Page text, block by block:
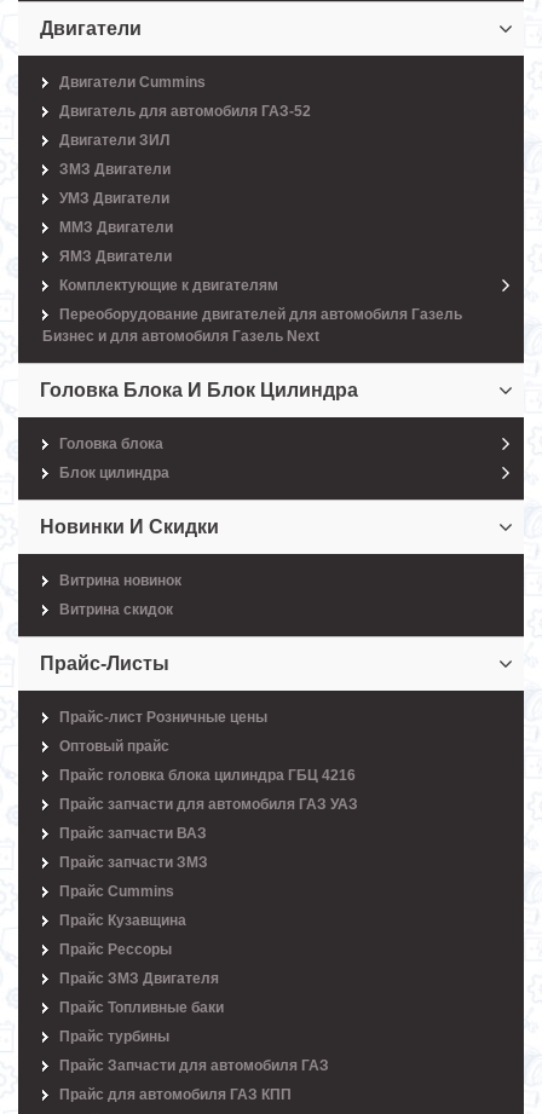
Двигатели
Двигатели Cummins
Двигатель для автомобиля ГАЗ-52
Двигатели ЗИЛ
ЗМЗ Двигатели
УМЗ Двигатели
ММЗ Двигатели
ЯМЗ Двигатели
Комплектующие к двигателям
Переоборудование двигателей для автомобиля Газель
Бизнес и для автомобиля Газель Next
Головка Блока И Блок Цилиндра
Головка блока
Блок цилиндра
Новинки И Скидки
Витрина новинок
Витрина скидок
Прайс-Листы
Прайс-лист Розничные цены
Оптовый прайс
Прайс головка блока цилиндра ГБЦ 4216
Прайс запчасти для автомобиля ГАЗ УАЗ
Прайс запчасти ВАЗ
Прайс запчасти ЗМЗ
Прайс Cummins
Прайс Кузавщина
Прайс Рессоры
Прайс ЗМЗ Двигателя
Прайс Топливные баки
Прайс турбины
Прайс Запчасти для автомобиля ГАЗ
Прайс для автомобиля ГАЗ КПП